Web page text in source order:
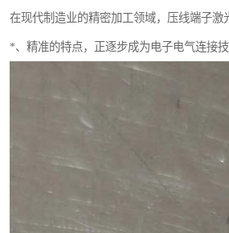
在现代制造业的精密加工领域，压线端子激
*、精准的特点，正逐步成为电子电气连接技
水冷波纹管焊接